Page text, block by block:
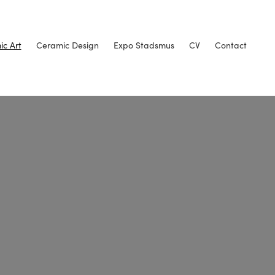
Art Ceramic Design Expo Stadsmus CV Contact